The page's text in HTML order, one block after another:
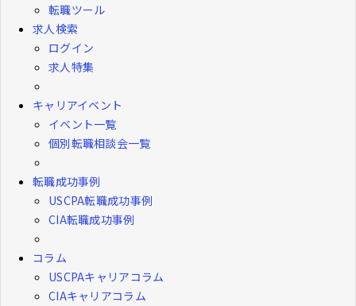
転職ツール
求人検索
ログイン
求人特集
キャリアイベント
イベント一覧
個別転職相談会一覧
転職成功事例
USCPA転職成功事例
CIA転職成功事例
コラム
USCPAキャリアコラム
CIAキャリアコラム